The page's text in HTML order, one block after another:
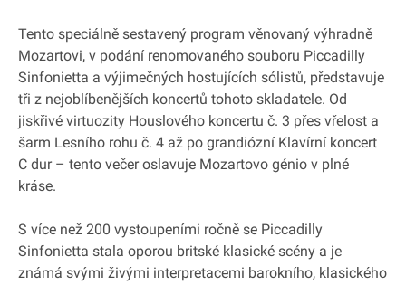
Tento speciálně sestavený program věnovaný výhradně
Mozartovi, v podání renomovaného souboru Piccadilly
Sinfonietta a výjimečných hostujících sólistů, představuje
tři z nejoblíbenějších koncertů tohoto skladatele. Od
jiskřivé virtuozity Houslového koncertu č. 3 přes vřelost a
šarm Lesního rohu č. 4 až po grandiózní Klavírní koncert
C dur – tento večer oslavuje Mozartovo génio v plné
kráse.
S více než 200 vystoupeními ročně se Piccadilly
Sinfonietta stala oporou britské klasické scény a je
známá svými živými interpretacemi barokního, klasického